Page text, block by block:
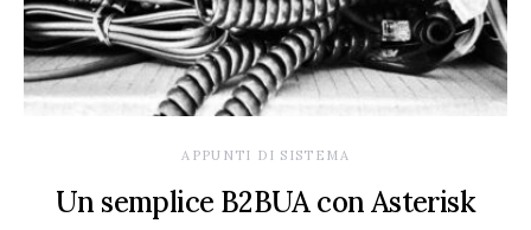
APPUNTI DI SISTEMA
Un semplice B2BUA con Asterisk